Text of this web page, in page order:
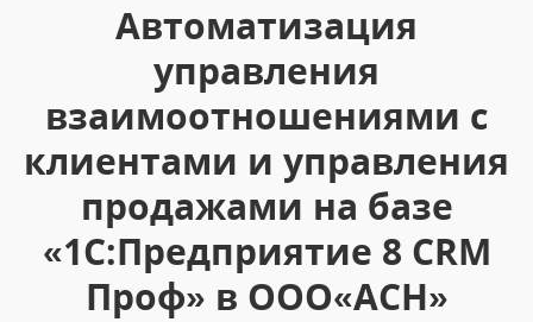
Автоматизация
управления
взаимоотношениями с
клиентами и управления
продажами на базе
«1С:Предприятие 8 CRM
Проф» в ООО«АСН»